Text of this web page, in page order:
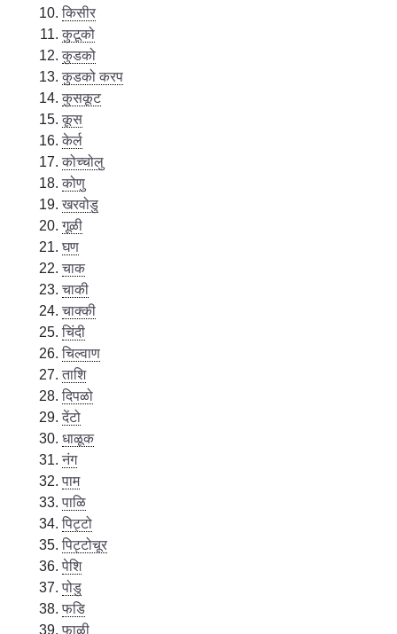
किसीर
कुटूको
कुडको
कुडको करप
कुसकूट
कूस
केर्ल
कोच्चोलु
कोणु
खरवोडु
गूळी
घण
चाक
चाकी
चाक्की
चिंदी
चिल्वाण
ताशि
दिपळो
देंटो
धाळूक
नंग
पाम
पाळि
पिट्टो
पिट्टोचूर
पेशि
पोडु
फडि
फाळी